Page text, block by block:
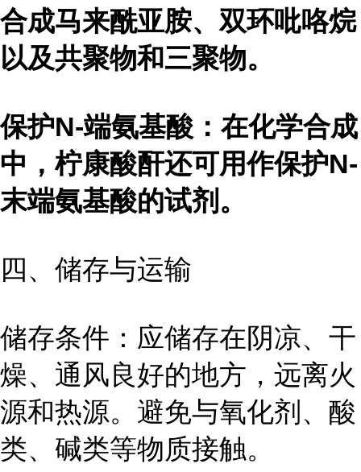
合成马来酰亚胺、双环吡咯烷
以及共聚物和三聚物。
保护N-端氨基酸：在化学合成
中，柠康酸酐还可用作保护N-
末端氨基酸的试剂。
四、储存与运输
储存条件：应储存在阴凉、干
燥、通风良好的地方，远离火
源和热源。避免与氧化剂、酸
类、碱类等物质接触。